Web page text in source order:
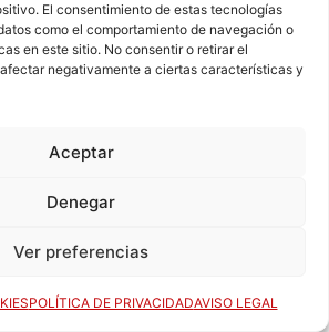
El consentimiento de estas tecnologías
como el comportamiento de navegación o
en este sitio. No consentir o retirar el
negativamente a ciertas características y
Aceptar
Denegar
Ver preferencias
POLÍTICA DE PRIVACIDADAVISO LEGAL
16